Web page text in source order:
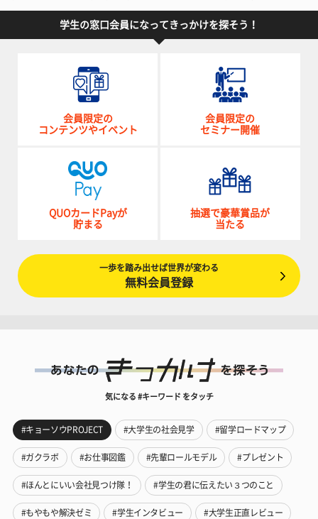
学生の窓口会員になってきっかけを探そう！
会員限定の
コンテンツやイベント
会員限定の
セミナー開催
QUOカードPayが
貯まる
抽選で豪華賞品が
当たる
一歩を踏み出せば世界が変わる
無料会員登録
気になる #キーワード をタッチ
#キョーソウPROJECT #大学生の社会見学 #留学ロードマップ
#ガクラボ #お仕事図鑑 #先輩ロールモデル #プレゼント
#ほんとにいい会社見つけ隊！ #学生の君に伝えたい３つのこと
#もやもや解決ゼミ #学生インタビュー #大学生正直レビュー